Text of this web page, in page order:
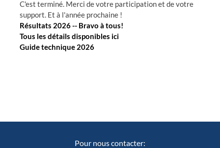
C'est terminé. Merci de votre participation et de votre
support. Et à l'année prochaine !
Résultats 2026 -- Bravo à tous!
Tous les détails disponibles ici
Guide technique 2026
Pour nous contacter: